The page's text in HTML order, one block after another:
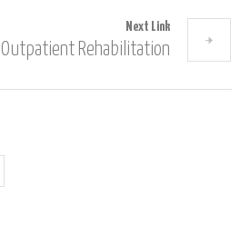
Next Link
Outpatient Rehabilitation